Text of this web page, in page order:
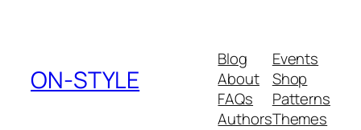
ON-STYLE
Blog
About
FAQs
Authors
Events
Shop
Patterns
Themes